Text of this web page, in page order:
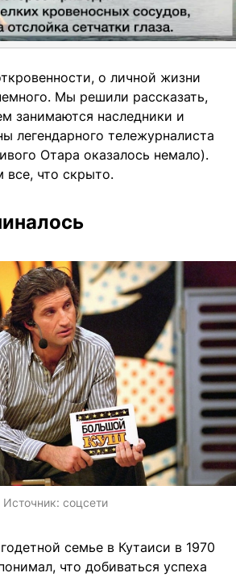
о личной жизни
Мы решили рассказать,
занимаются наследники и
легендарного тележурналиста
Отара оказалось немало).
все, что скрыто.
Источник: соцсети
семье в Кутаиси в 1970
что добиваться успеха